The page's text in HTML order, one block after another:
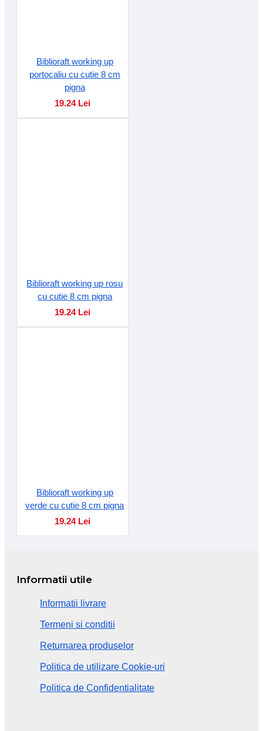
Biblioraft working up
portocaliu cu cutie 8 cm
pigna
19.24 Lei
Biblioraft working up rosu
cu cutie 8 cm pigna
19.24 Lei
Biblioraft working up
verde cu cutie 8 cm pigna
19.24 Lei
Informatii utile
Informatii livrare
Termeni si conditii
Returnarea produselor
Politica de utilizare Cookie-uri
Politica de Confidentialitate